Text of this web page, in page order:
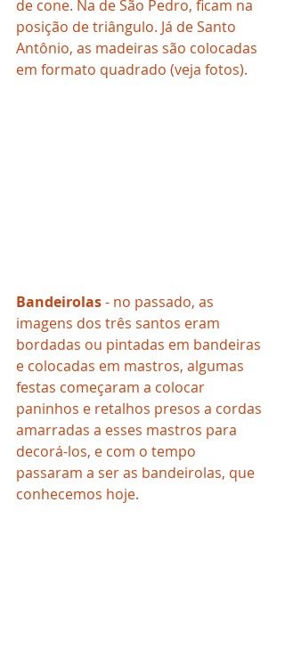
de cone. Na de São Pedro, ficam na
posição de triângulo. Já de Santo
Antônio, as madeiras são colocadas
em formato quadrado (veja fotos).
Bandeirolas - no passado, as
imagens dos três santos eram
bordadas ou pintadas em bandeiras
e colocadas em mastros, algumas
festas começaram a colocar
paninhos e retalhos presos a cordas
amarradas a esses mastros para
decorá-los, e com o tempo
passaram a ser as bandeirolas, que
conhecemos hoje.